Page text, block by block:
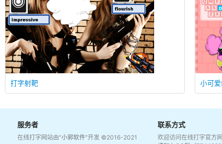
打字射靶 小可
服务者
在线打字网站由“小郭软件”开发 ©2016-2021
联系方式
欢迎访问在线打字官方